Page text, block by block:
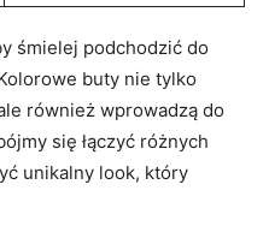
śmielej podchodzić do
buty nie tylko
również wprowadzą do
się łączyć różnych
unikalny look, który